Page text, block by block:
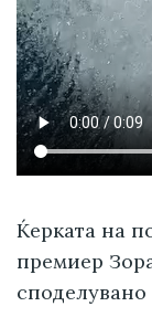
Ќерката на
премиер